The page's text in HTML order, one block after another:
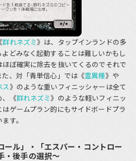
群れネズミ》は、タップインランドの多
どみなく起動することは難しいかもし
ぼ確実に除去を抜いてくるのでそれで
、対「青単信心」では《霊異種》や
ス》のような重いフィニッシャーは全て
、《群れネズミ》のような軽いフィニッ
ゲームプラン的にもサイドボードプラ
す。
ール」・「エスパー・コントロー
・後手の選択～